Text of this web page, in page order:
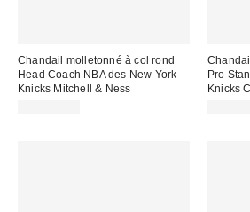
Chandail molletonné à col rond
Head Coach NBA des New York
Knicks Mitchell & Ness
Pro
Knicks